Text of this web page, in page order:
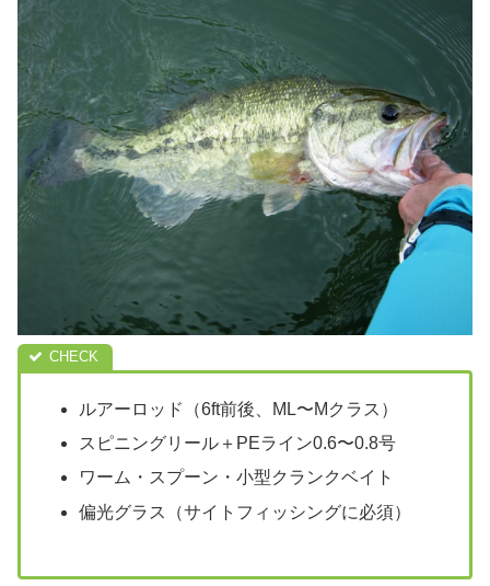
ルアーロッド（6ft前後、ML〜Mクラス）
スピニングリール＋PEライン0.6〜0.8号
ワーム・スプーン・小型クランクベイト
偏光グラス（サイトフィッシングに必須）